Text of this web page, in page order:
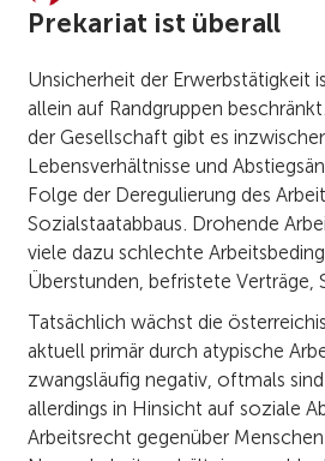
Prekariat ist überall
Unsicherheit der Erwerbstätigkeit
allein auf Randgruppen
der Gesellschaft gibt es
Lebensverhältnisse und
Folge der Deregulierung des
Sozialstaatabbaus. Drohende
viele dazu schlechte
Überstunden, befristete Verträge,
Tatsächlich wächst die
aktuell primär durch atypische
zwangsläufig negativ, oftmals
allerdings in Hinsicht auf soziale
Arbeitsrecht gegenüber